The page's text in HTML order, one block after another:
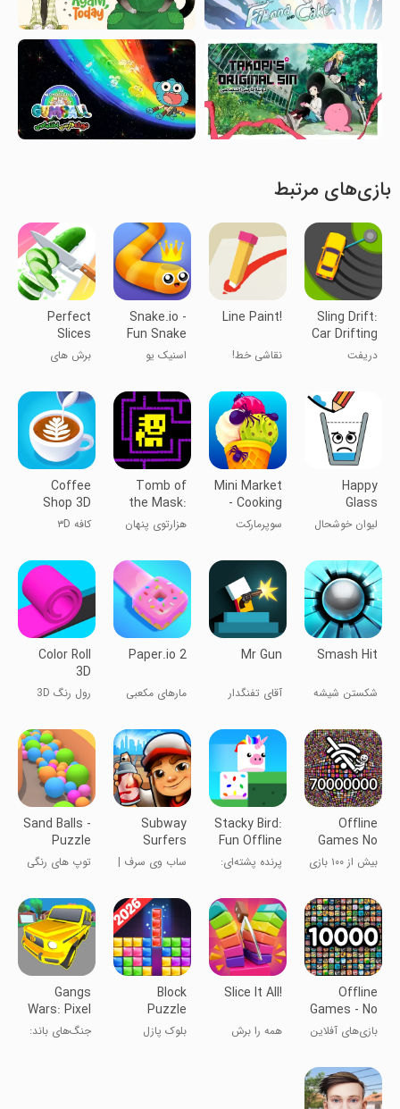
بازی‌های مرتبط
Sling Drift:
Car Drifting
Game
دریفت
Line Paint!
نقاشی خط!
Snake.io -
Fun Snake
.io Games
اسنیک یو
مار
Perfect
Slices
برش های
Happy
Glass
لیوان خوشحال
Mini Market
- Cooking
Game
سوپرمارکت
آشپزی
Tomb of
the Mask:
Old Maze
هزارتوی پنهان
Coffee
Shop 3D
کافه ۳D
Smash Hit
شکستن شیشه
Mr Gun
آقای تفنگدار
Paper.io 2
مارهای مکعبی
Color Roll
3D
رول رنگ 3D
Offline
Games No
WiFi
internet
بیش از ۱۰۰ بازی
سرگرمی بدون
وای‌فای
Stacky Bird:
Fun Offline
Game
پرنده پشته‌ای:
کننده آفلاین
Subway
Surfers
ساب وی سرف |
Sand Balls -
Puzzle
Game
توپ های رنگی
Offline
Games - No
Wifi Games
بازی‌های آفلاین
بدون وای‌فای
Slice It All!
همه را برش
Block
Puzzle
بلوک پازل
Gangs
Wars: Pixel
Shooter RP
جنگ‌های باند: